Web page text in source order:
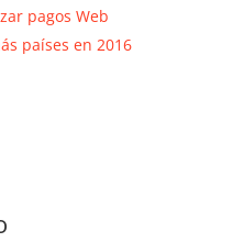
pagos Web
países en 2016